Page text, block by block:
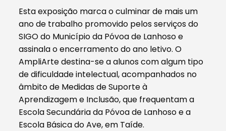
Esta exposição marca o culminar de mais um
ano de trabalho promovido pelos serviços do
SIGO do Município da Póvoa de Lanhoso e
assinala o encerramento do ano letivo. O
AmpliArte destina-se a alunos com algum tipo
de dificuldade intelectual, acompanhados no
âmbito de Medidas de Suporte à
Aprendizagem e Inclusão, que frequentam a
Escola Secundária da Póvoa de Lanhoso e a
Escola Básica do Ave, em Taíde.